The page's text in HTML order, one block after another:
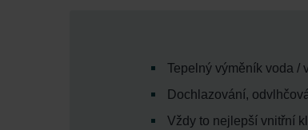
Tepelný výměník voda /
Dochlazování,
Vždy to nejlepší vnitřní